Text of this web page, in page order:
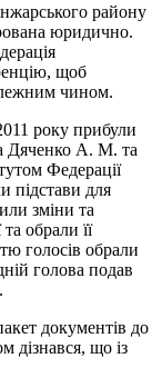
району
юридично.
щоб
чином.
року прибули
Дяченко А. М. та
Федерації
підстави для
зміни та
обрали її
голосів обрали
голова подав
документів до
дізнався, що із